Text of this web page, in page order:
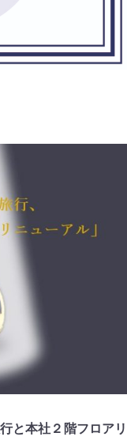
と本社２階フロアリ